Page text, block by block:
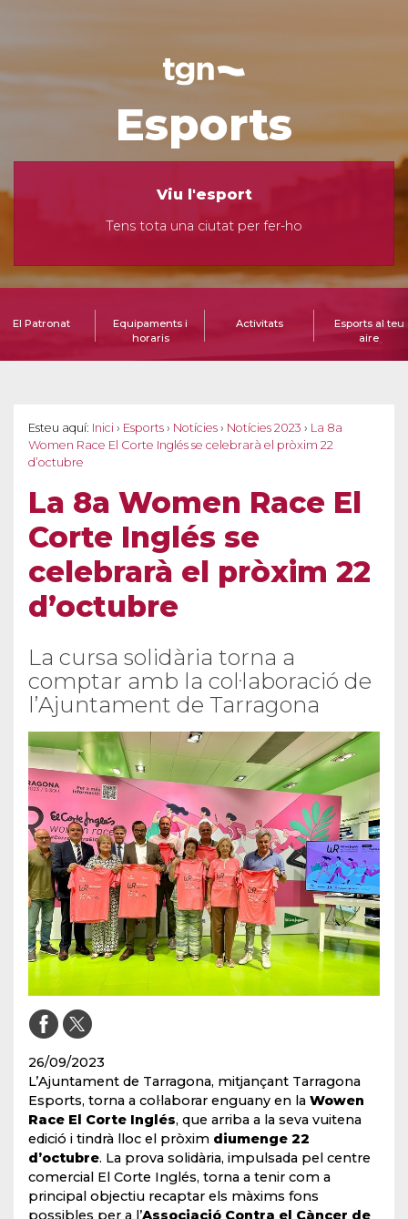
Esports
Viu l'esport
Tens tota una ciutat per fer-ho
El Patronat
Equipaments i
horaris
Activitats
Esports al teu
aire
Esteu aquí: Inici › Esports › Notícies › Notícies 2023 › La 8a
Women Race El Corte Inglés se celebrarà el pròxim 22
d’octubre
La 8a Women Race El
Corte Inglés se
celebrarà el pròxim 22
d’octubre
La cursa solidària torna a
comptar amb la col·laboració de
l’Ajuntament de Tarragona
26/09/2023
L’Ajuntament de Tarragona, mitjançant Tarragona
Esports, torna a col·laborar enguany en la Wowen
Race El Corte Inglés, que arriba a la seva vuitena
edició i tindrà lloc el pròxim diumenge 22
d’octubre. La prova solidària, impulsada pel centre
comercial El Corte Inglés, torna a tenir com a
principal objectiu recaptar els màxims fons
possibles per a l’Associació Contra el Càncer de